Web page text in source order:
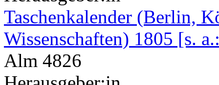
Taschenkalender (Berlin,
Wissenschaften) 1805 [s.
Alm 4826